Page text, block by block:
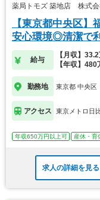
薬局トモズ 築地店 株式会
【東京都中央区
安心環境◎清潔で
給与
【月収】
【年収】
勤務地 東京都 中央区
アクセス 東京メトロ日
年収650万円以上可 産休・育
求人の詳細を見る